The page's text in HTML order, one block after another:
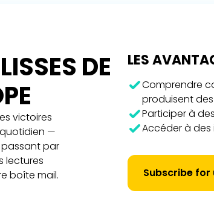
DE
victoires
—
passant par
lectures
boîte mail.
LES
Comprendre
produisent
Participer à
Accéder à des
Subscribe